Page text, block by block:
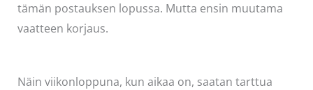
tämän postauksen lopussa. Mutta ensin muutama
vaatteen korjaus.
Näin viikonloppuna, kun aikaa on, saatan tarttua